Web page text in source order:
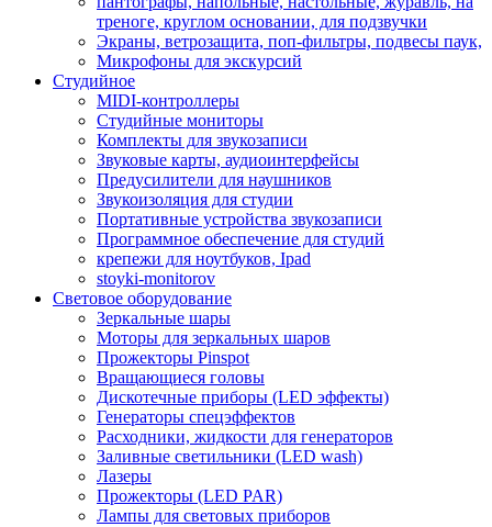
треноге, круглом основании, для подзвучки
Экраны, ветрозащита, поп-фильтры, подвесы паук,
Микрофоны для экскурсий
Студийное
MIDI-контроллеры
Студийные мониторы
Комплекты для звукозаписи
Звуковые карты, аудиоинтерфейсы
Предусилители для наушников
Звукоизоляция для студии
Портативные устройства звукозаписи
Программное обеспечение для студий
крепежи для ноутбуков, Ipad
stoyki-monitorov
Световое оборудование
Зеркальные шары
Моторы для зеркальных шаров
Прожекторы Pinspot
Вращающиеся головы
Дискотечные приборы (LED эффекты)
Генераторы спецэффектов
Расходники, жидкости для генераторов
Заливные светильники (LED wash)
Лазеры
Прожекторы (LED PAR)
Лампы для световых приборов